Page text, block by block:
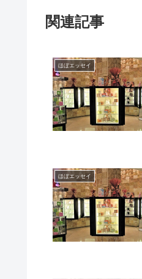
関連記事
ほぼエッセイ
ほぼエッセイ